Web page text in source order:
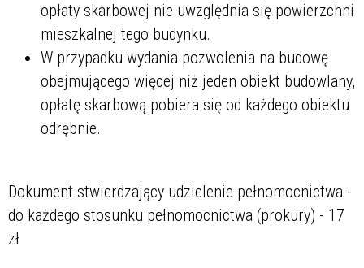
opłaty skarbowej nie uwzględnia się powierzchni
mieszkalnej tego budynku.
W przypadku wydania pozwolenia na budowę
obejmującego więcej niż jeden obiekt budowlany,
opłatę skarbową pobiera się od każdego obiektu
odrębnie.
Dokument stwierdzający udzielenie pełnomocnictwa -
do każdego stosunku pełnomocnictwa (prokury) - 17
zł